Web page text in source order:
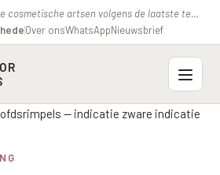
1 van de 10 beste cosmetische artsen volgens de laatste test van de consumentenbond.
Over onsWhatsAppNieuwsbrief
— indicatie zware indicatie